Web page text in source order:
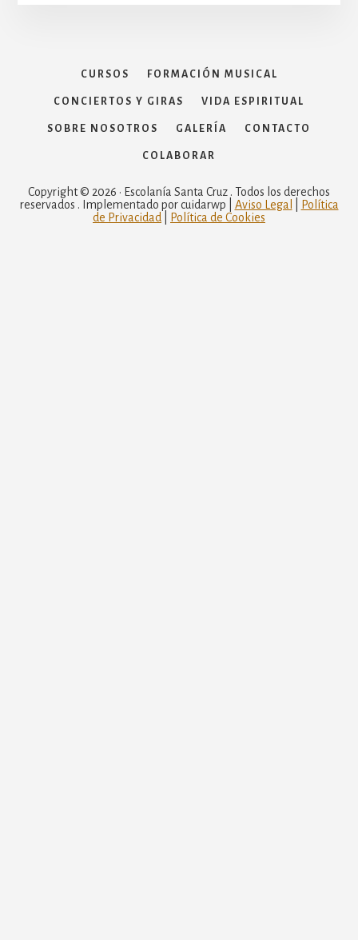
CURSOS FORMACIÓN MUSICAL
CONCIERTOS Y GIRAS VIDA ESPIRITUAL
SOBRE NOSOTROS GALERÍA CONTACTO
COLABORAR
Copyright © 2026 · Escolanía Santa Cruz . Todos los derechos
reservados . Implementado por cuidarwp | Aviso Legal
Política
de Privacidad
Política de Cookies